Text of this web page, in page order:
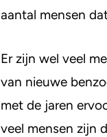
aantal mensen
Er zijn wel veel
van nieuwe
met de jaren
veel mensen zijn